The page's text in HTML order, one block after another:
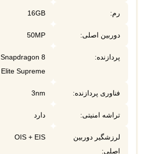
رم: 16GB
دوربین اصلی: 50MP
پردازنده:
8
Elite Supreme
فناوری پردازنده: 3nm
تراشه امنیتی: دارد
لرزشگیر دوربین
اصلی:
OIS + EIS